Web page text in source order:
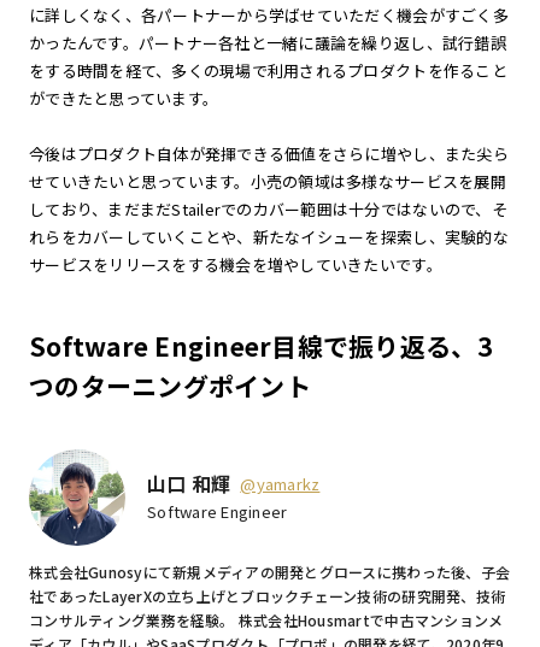
に詳しくなく、各パートナーから学ばせていただく機会がすごく多
かったんです。パートナー各社と一緒に議論を繰り返し、試行錯誤
をする時間を経て、多くの現場で利用されるプロダクトを作ること
ができたと思っています。
今後はプロダクト自体が発揮できる価値をさらに増やし、また尖ら
せていきたいと思っています。小売の領域は多様なサービスを展開
しており、まだまだStailerでのカバー範囲は十分ではないので、そ
れらをカバーしていくことや、新たなイシューを探索し、実験的な
サービスをリリースをする機会を増やしていきたいです。
Software Engineer目線で振り返る、3
つのターニングポイント
山口 和輝 @yamarkz
Software Engineer
株式会社Gunosyにて新規メディアの開発とグロースに携わった後、子会
社であったLayerXの立ち上げとブロックチェーン技術の研究開発、技術
コンサルティング業務を経験。 株式会社Housmartで中古マンションメ